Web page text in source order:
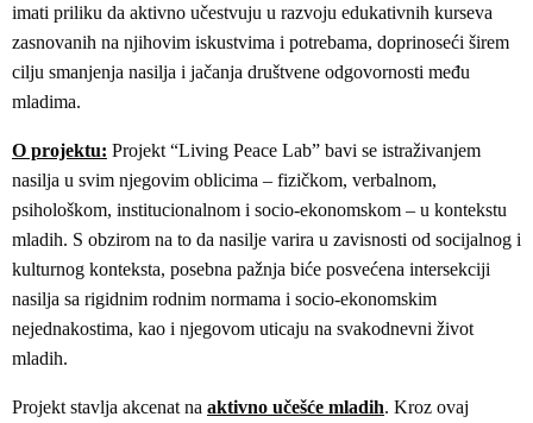
imati priliku da aktivno učestvuju u razvoju edukativnih kurseva
zasnovanih na njihovim iskustvima i potrebama, doprinoseći širem
cilju smanjenja nasilja i jačanja društvene odgovornosti među
mladima.
O projektu: Projekt “Living Peace Lab” bavi se istraživanjem
nasilja u svim njegovim oblicima – fizičkom, verbalnom,
psihološkom, institucionalnom i socio-ekonomskom – u kontekstu
mladih. S obzirom na to da nasilje varira u zavisnosti od socijalnog i
kulturnog konteksta, posebna pažnja biće posvećena intersekciji
nasilja sa rigidnim rodnim normama i socio-ekonomskim
nejednakostima, kao i njegovom uticaju na svakodnevni život
mladih.
Projekt stavlja akcenat na aktivno učešće mladih. Kroz ovaj